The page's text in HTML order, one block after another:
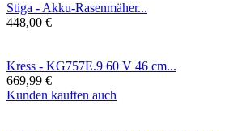
Stiga - Akku-Rasenmäher...
448,00 €
Kress - KG757E.9 60 V 46 cm...
669,99 €
Kunden kauften auch